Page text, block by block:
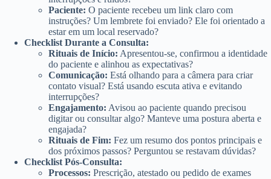
Paciente: O paciente recebeu um link claro com
instruções? Um lembrete foi enviado? Ele foi orientado a
estar em um local reservado?
Checklist Durante a Consulta:
Rituais de Início: Apresentou-se, confirmou a identidade
do paciente e alinhou as expectativas?
Comunicação: Está olhando para a câmera para criar
contato visual? Está usando escuta ativa e evitando
interrupções?
Engajamento: Avisou ao paciente quando precisou
digitar ou consultar algo? Manteve uma postura aberta e
engajada?
Rituais de Fim: Fez um resumo dos pontos principais e
dos próximos passos? Perguntou se restavam dúvidas?
Checklist Pós-Consulta:
Processos: Prescrição, atestado ou pedido de exames